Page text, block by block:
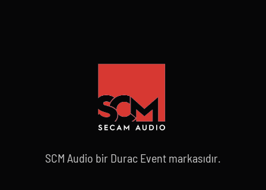
SCM Audio bir Durac Event markasıdır.